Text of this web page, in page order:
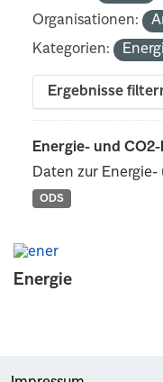
Energie
Organisationen:
Kategorien:
Ergebnisse
Energie- und
Daten zur
ODS